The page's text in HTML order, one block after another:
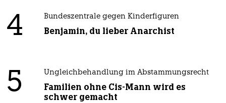
4 Bundeszentrale gegen Kinderfiguren
Benjamin, du lieber Anarchist
5 Ungleichbehandlung im Abstammungsrecht
Familien ohne Cis-Mann wird es
schwer gemacht